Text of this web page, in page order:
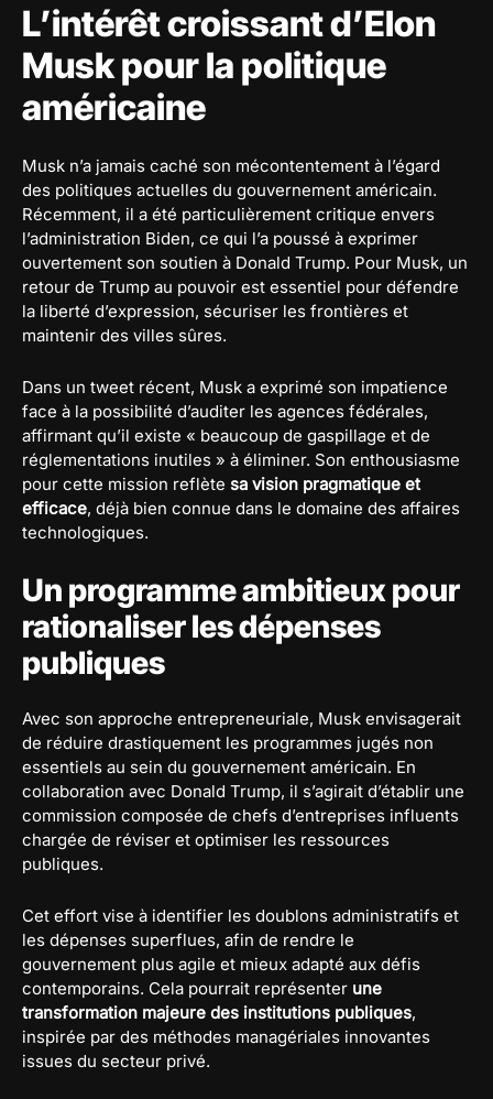
L’intérêt croissant d’Elon
Musk pour la politique
américaine
Musk n’a jamais caché son mécontentement à l’égard
des politiques actuelles du gouvernement américain.
Récemment, il a été particulièrement critique envers
l’administration Biden, ce qui l’a poussé à exprimer
ouvertement son soutien à Donald Trump. Pour Musk, un
retour de Trump au pouvoir est essentiel pour défendre
la liberté d’expression, sécuriser les frontières et
maintenir des villes sûres.
Dans un tweet récent, Musk a exprimé son impatience
face à la possibilité d’auditer les agences fédérales,
affirmant qu’il existe « beaucoup de gaspillage et de
réglementations inutiles » à éliminer. Son enthousiasme
pour cette mission reflète sa vision pragmatique et
efficace, déjà bien connue dans le domaine des affaires
technologiques.
Un programme ambitieux pour
rationaliser les dépenses
publiques
Avec son approche entrepreneuriale, Musk envisagerait
de réduire drastiquement les programmes jugés non
essentiels au sein du gouvernement américain. En
collaboration avec Donald Trump, il s’agirait d’établir une
commission composée de chefs d’entreprises influents
chargée de réviser et optimiser les ressources
publiques.
Cet effort vise à identifier les doublons administratifs et
les dépenses superflues, afin de rendre le
gouvernement plus agile et mieux adapté aux défis
contemporains. Cela pourrait représenter une
transformation majeure des institutions publiques,
inspirée par des méthodes managériales innovantes
issues du secteur privé.